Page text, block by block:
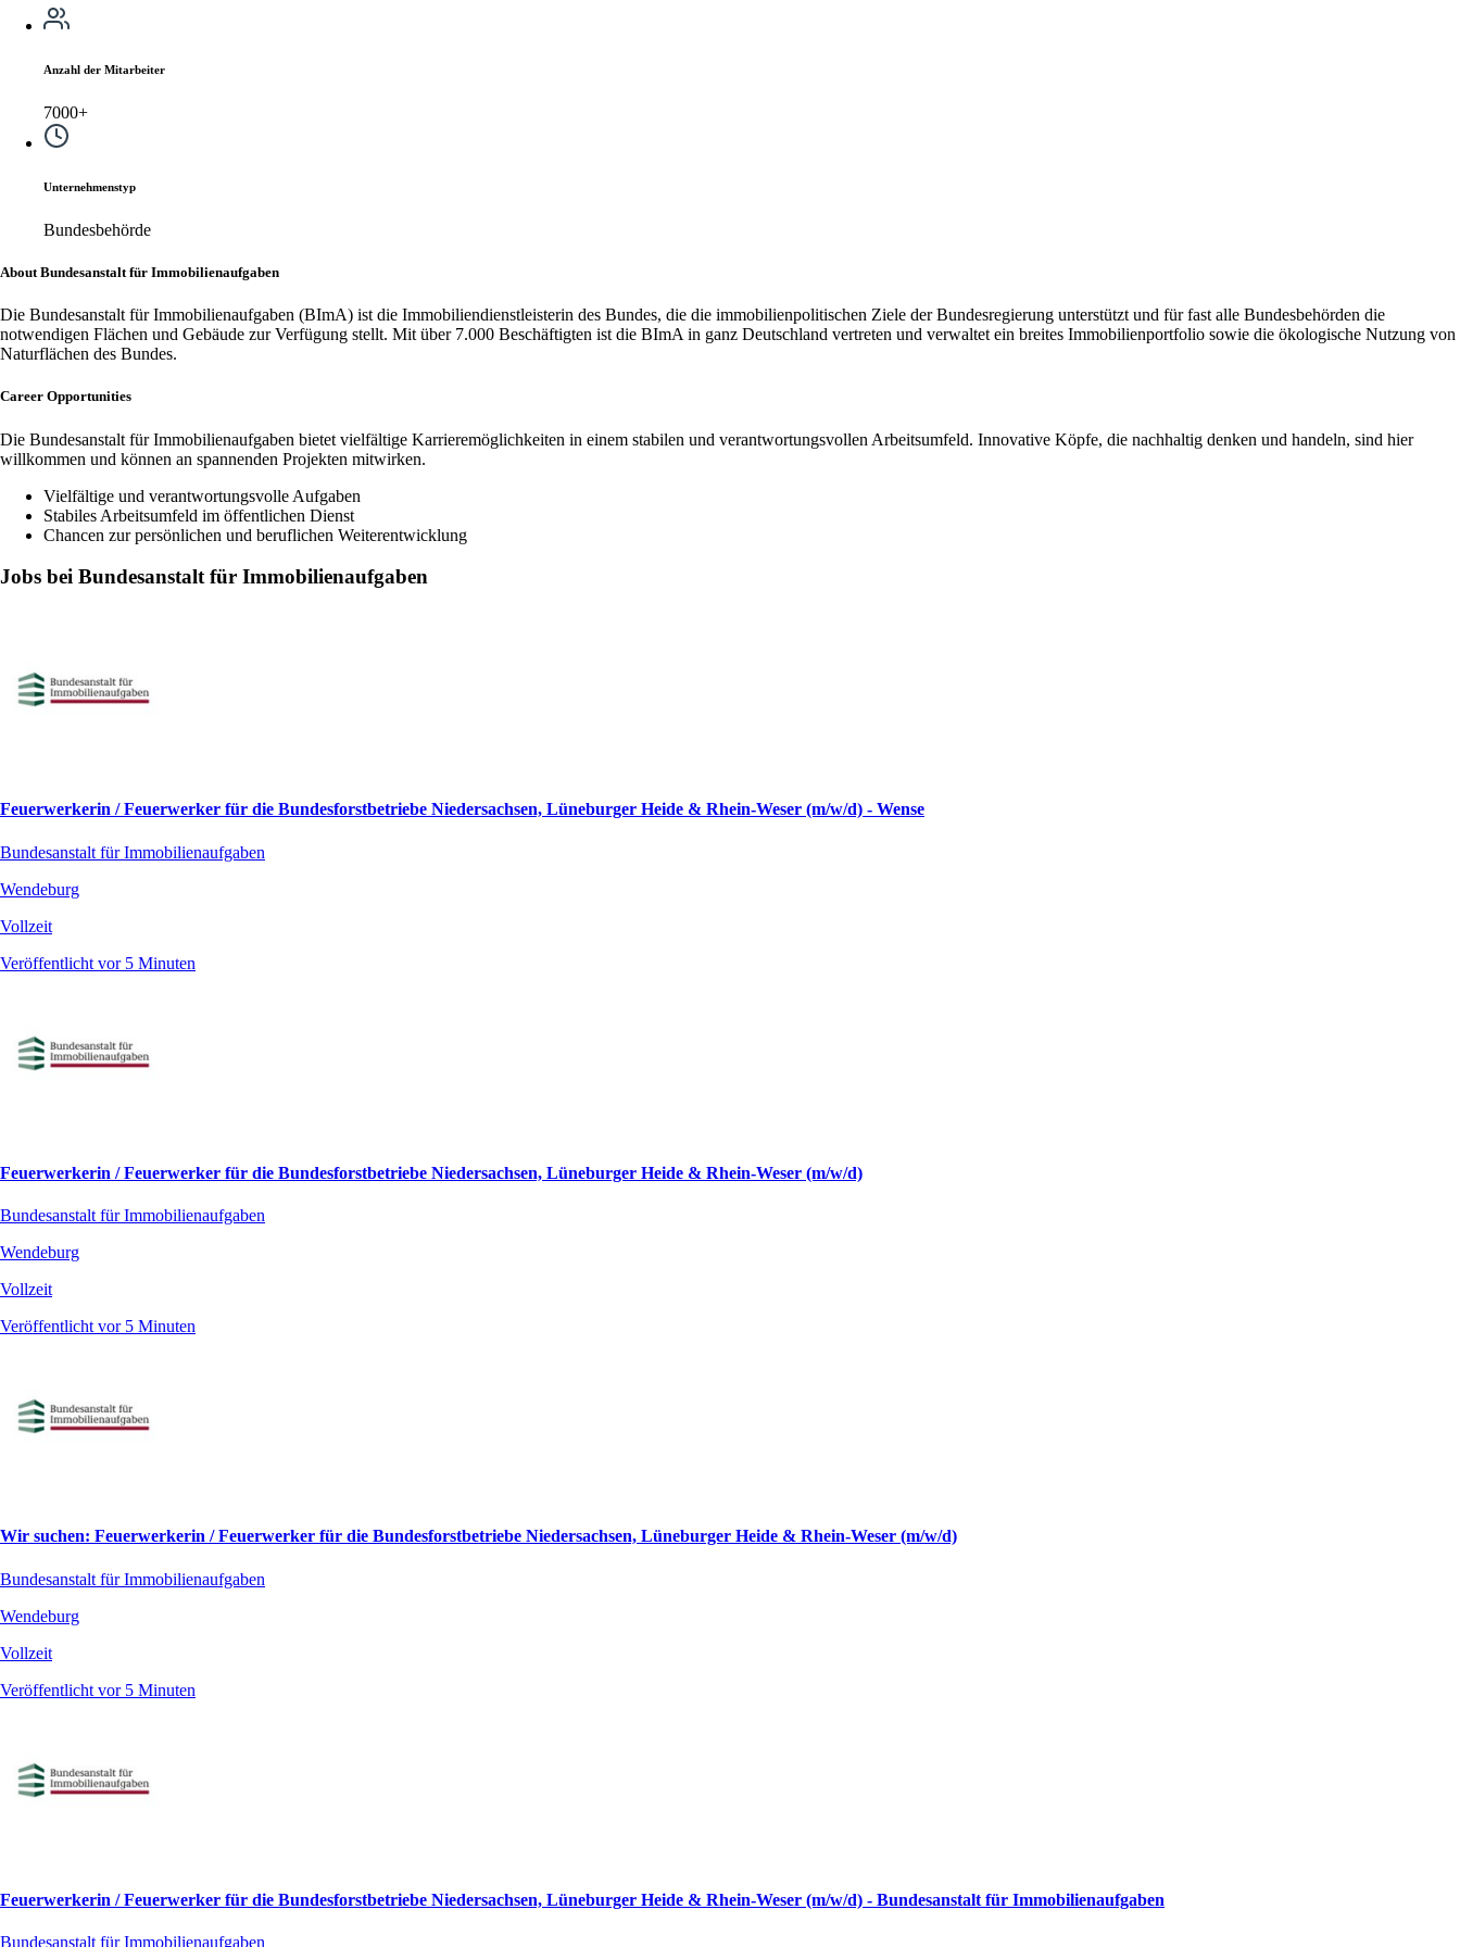
Anzahl der Mitarbeiter
7000+
Unternehmenstyp
Bundesbehörde
About Bundesanstalt für Immobilienaufgaben
Die Bundesanstalt für Immobilienaufgaben (BImA) ist die Immobiliendienstleisterin des Bundes, die die immobilienpolitischen Ziele der Bundesregierung unterstützt und für fast alle Bundesbehörden die
notwendigen Flächen und Gebäude zur Verfügung stellt. Mit über 7.000 Beschäftigten ist die BImA in ganz Deutschland vertreten und verwaltet ein breites Immobilienportfolio sowie die ökologische Nutzung von
Naturflächen des Bundes.
Career Opportunities
Die Bundesanstalt für Immobilienaufgaben bietet vielfältige Karrieremöglichkeiten in einem stabilen und verantwortungsvollen Arbeitsumfeld. Innovative Köpfe, die nachhaltig denken und handeln, sind hier
willkommen und können an spannenden Projekten mitwirken.
Vielfältige und verantwortungsvolle Aufgaben
Stabiles Arbeitsumfeld im öffentlichen Dienst
Chancen zur persönlichen und beruflichen Weiterentwicklung
Jobs bei Bundesanstalt für Immobilienaufgaben
Feuerwerkerin / Feuerwerker für die Bundesforstbetriebe Niedersachsen, Lüneburger Heide & Rhein-Weser (m/w/d) - Wense
Bundesanstalt für Immobilienaufgaben
Wendeburg
Vollzeit
Veröffentlicht vor 5 Minuten
Feuerwerkerin / Feuerwerker für die Bundesforstbetriebe Niedersachsen, Lüneburger Heide & Rhein-Weser (m/w/d)
Bundesanstalt für Immobilienaufgaben
Wendeburg
Vollzeit
Veröffentlicht vor 5 Minuten
Wir suchen: Feuerwerkerin / Feuerwerker für die Bundesforstbetriebe Niedersachsen, Lüneburger Heide & Rhein-Weser (m/w/d)
Bundesanstalt für Immobilienaufgaben
Wendeburg
Vollzeit
Veröffentlicht vor 5 Minuten
Feuerwerkerin / Feuerwerker für die Bundesforstbetriebe Niedersachsen, Lüneburger Heide & Rhein-Weser (m/w/d) - Bundesanstalt für Immobilienaufgaben
Bundesanstalt für Immobilienaufgaben